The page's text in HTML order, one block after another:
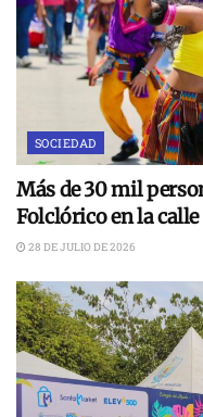
SOCIEDAD
Más de 30 mil
Folclórico en la calle
28 DE JULIO DE 2026